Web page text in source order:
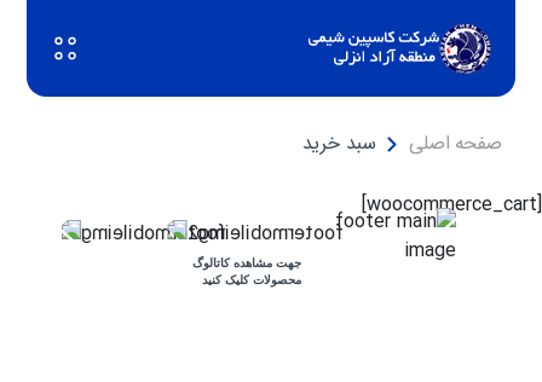
صفحه اصلی سبد خرید
[woocommerce_cart]
جهت مشاهده کاتالوگ
محصولات کلیک کنید